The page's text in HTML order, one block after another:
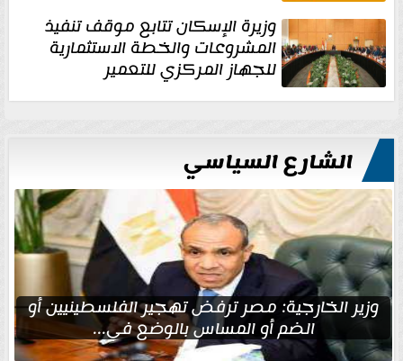
وزيرة الإسكان تتابع موقف تنفيذ
المشروعات والخطة الاستثمارية
للجهاز المركزي للتعمير
الشارع السياسي
وزير الخارجية: مصر ترفض تهجير الفلسطينيين أو
الضم أو المساس بالوضع في...